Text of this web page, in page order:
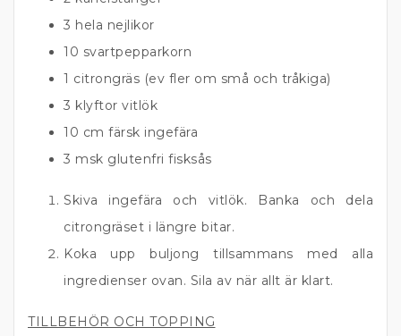
3 hela nejlikor
10 svartpepparkorn
1 citrongräs (ev fler om små och tråkiga)
3 klyftor vitlök
10 cm färsk ingefära
3 msk glutenfri fisksås
Skiva ingefära och vitlök. Banka och dela
citrongräset i längre bitar.
Koka upp buljong tillsammans med alla
ingredienser ovan. Sila av när allt är klart.
TILLBEHÖR OCH TOPPING